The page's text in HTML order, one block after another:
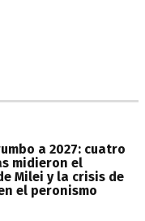
a 2027: cuatro
midieron el
Milei y la crisis de
el peronismo